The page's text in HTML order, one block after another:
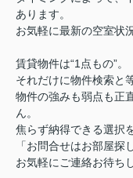
あります。
お気軽に最新の空室状
賃貸物件は“1点もの”。
それだけに物件検索と
物件の強みも弱点も正
ん。
焦らず納得できる選択
「お問合せはお部屋探
お気軽にご連絡お待ち